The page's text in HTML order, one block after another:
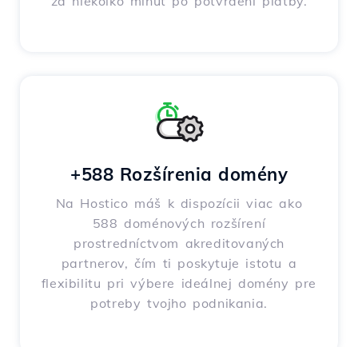
+588 Rozšírenia domény
Na Hostico máš k dispozícii viac ako
588 doménových rozšírení
prostredníctvom akreditovaných
partnerov, čím ti poskytuje istotu a
flexibilitu pri výbere ideálnej domény pre
potreby tvojho podnikania.